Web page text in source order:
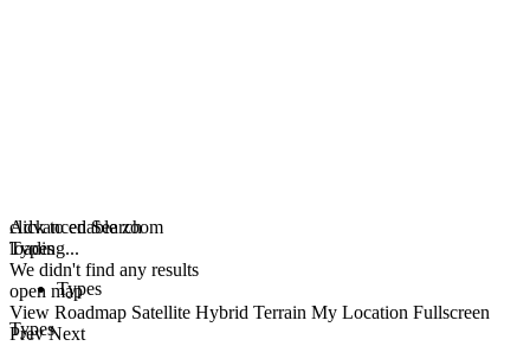
click to enable zoom
loading...
We didn't find any results
open map
View Roadmap Satellite Hybrid Terrain My Location Fullscreen
Prev Next
Advanced Search
Types
Types
Types